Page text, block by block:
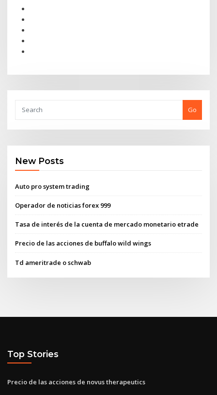
Go
New Posts
Auto pro system trading
Operador de noticias forex 999
Tasa de interés de la cuenta de mercado monetario etrade
Precio de las acciones de buffalo wild wings
Td ameritrade o schwab
Top Stories
Precio de las acciones de novus therapeutics